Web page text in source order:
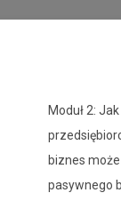
Moduł 2:
biznes
pasywnego